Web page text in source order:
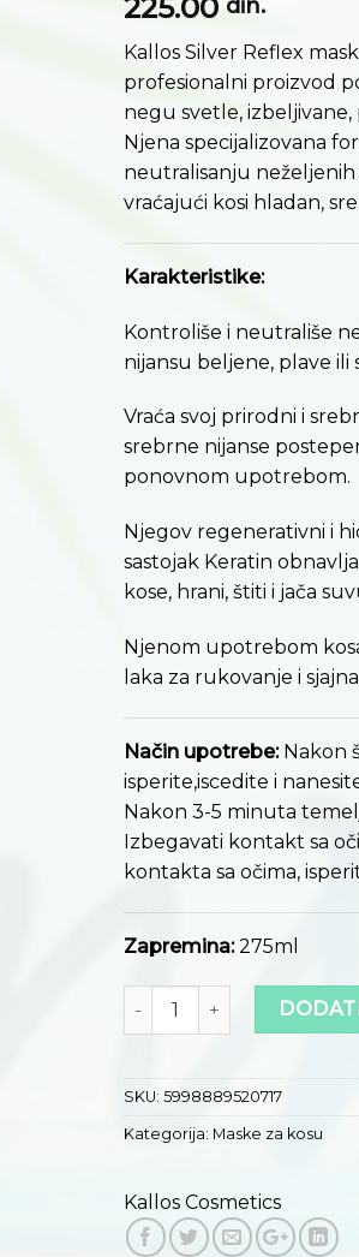
225.00 din.
Kallos Silver Reflex
profesionalni proizvod
negu svetle, izbeljivane,
Njena specijalizovana
neutralisanju
vraćajući kosi hladan,
Karakteristike:
Kontroliše i neutrališe
nijansu beljene, plave ili
Vraća svoj prirodni i
srebrne nijanse
ponovnom upotrebom.
Njegov regenerativni i
sastojak Keratin
kose, hrani, štiti i jača
Njenom upotrebom
laka za rukovanje i
Način upotrebe:Nakon
isperite,iscedite i
Nakon 3-5 minuta
Izbegavati kontakt sa
kontakta sa očima,
Zapremina:275ml
Količina
SKU: 5998889520717
Kategorija: Maske za kosu
Kallos Cosmetics